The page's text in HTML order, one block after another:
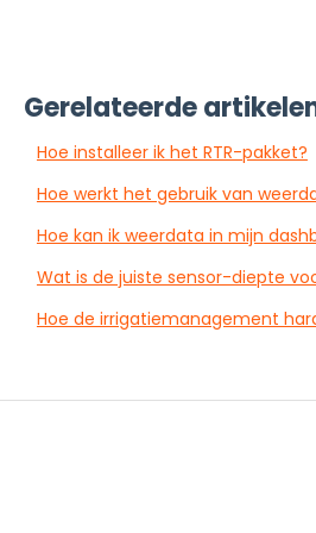
Gerelateerde
Hoe installeer ik het RTR-pakket?
Hoe werkt het gebruik van
Hoe kan ik weerdata in mijn
Wat is de juiste sensor-diepte
Hoe de irrigatiemanagement